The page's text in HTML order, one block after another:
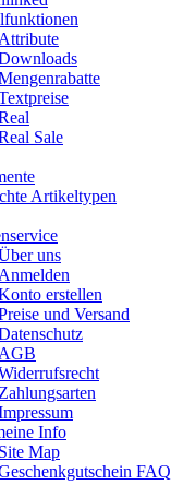
Attribute
Sale
Artikeltypen
uns
Anmelden
erstellen
und Versand
AGB
Zahlungsarten
Info
Site Map
FAQ